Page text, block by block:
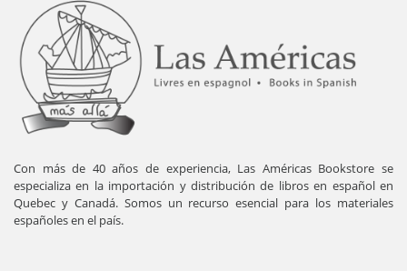
Con más de 40 años de experiencia, Las Américas Bookstore se
especializa en la importación y distribución de libros en español en
Quebec y Canadá. Somos un recurso esencial para los materiales
españoles en el país.